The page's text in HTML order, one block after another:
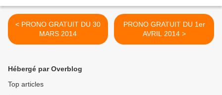
< PRONO GRATUIT DU 30
MARS 2014
PRONO GRATUIT DU 1er
AVRIL 2014 >
Hébergé par Overblog
Top articles